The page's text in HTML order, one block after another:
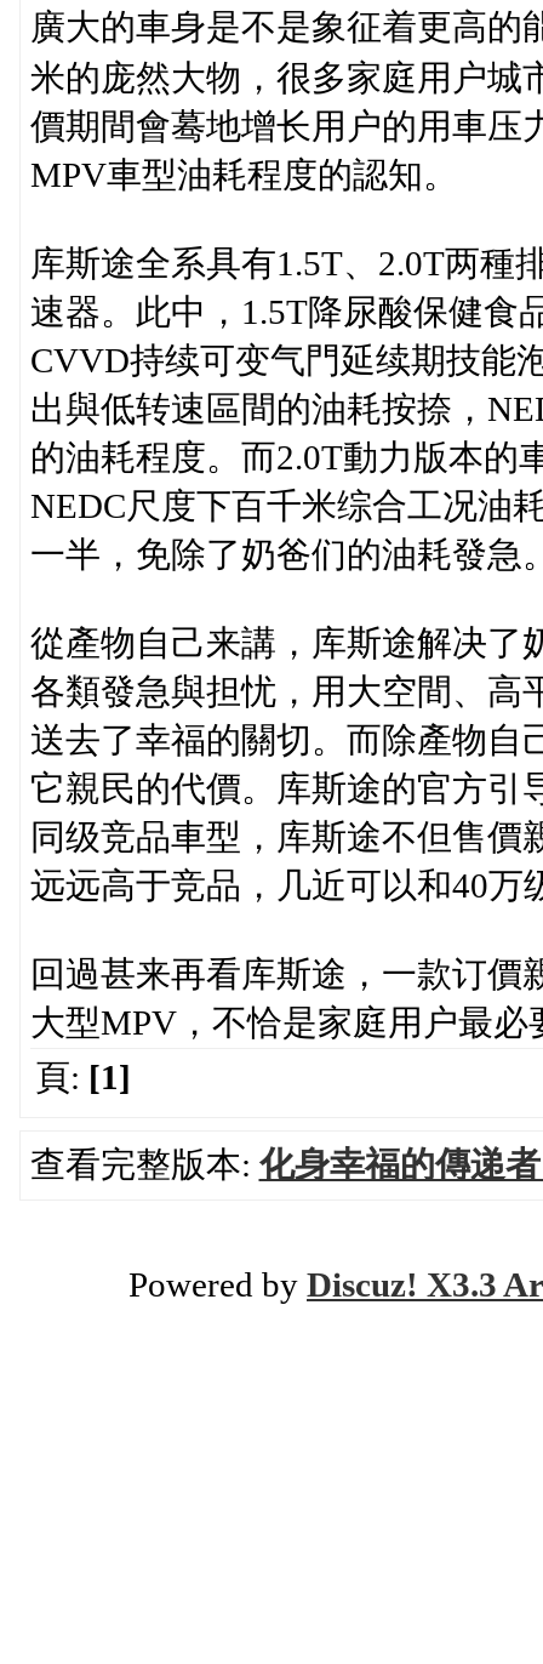
廣大的車身是不是象征着更高的
米的庞然大物，很多家庭用户城
價期間會蓦地增长用户的用車压
MPV車型油耗程度的認知。
库斯途全系具有1.5T、2.0T两種
速器。此中，1.5T降尿酸保健食
CVVD持续可变气門延续期技能
出與低转速區間的油耗按捺，
的油耗程度。而2.0T動力版本的
NEDC尺度下百千米综合工况油
一半，免除了奶爸们的油耗發急
從產物自己来講，库斯途解决了
各類發急與担忧，用大空間、高
送去了幸福的關切。而除產物自
它親民的代價。库斯途的官方引
同级竞品車型，库斯途不但售
远远高于竞品，几近可以和40万
回過甚来再看库斯途，一款订
大型MPV，不恰是家庭用户最
頁: [1]
查看完整版本: 化身幸福的傳递
Powered by Discuz! X3.3